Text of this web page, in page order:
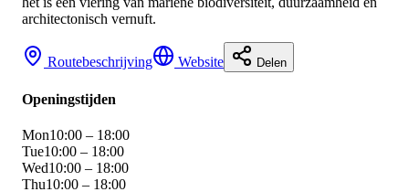
architectonisch vernuft.
Routebeschrijving Website Delen
Openingstijden
Mon10:00 – 18:00
Tue10:00 – 18:00
Wed10:00 – 18:00
Thu10:00 – 18:00